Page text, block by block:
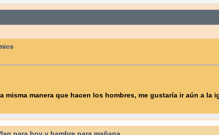
manera que hacen los hombres, me gustaría ir aún a la